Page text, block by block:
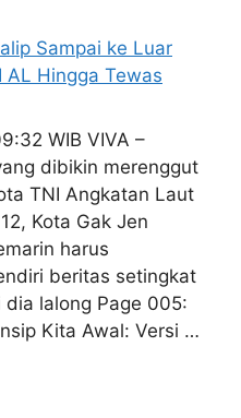
WIB VIVA –
dibikin merenggut
TNI Angkatan Laut
Kota Gak Jen
harus
beritas setingkat
lalong Page 005:
Kita Awal: Versi …